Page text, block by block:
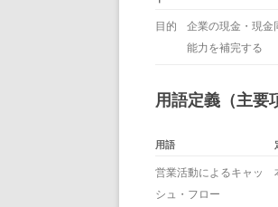
目的
企業の現金・現金
能力を補完する
用語定義（主要
用語
営業活動によるキャッ
シュ・フロー